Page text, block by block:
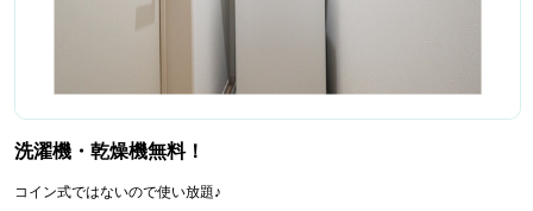
洗濯機・乾燥機無料！
コイン式ではないので使い放題♪